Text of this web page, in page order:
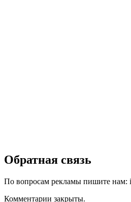
Обратная связь
По вопросам рекламы пишите нам:
Комментарии закрыты.